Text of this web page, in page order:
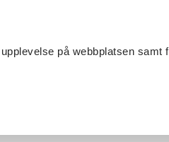
på webbplatsen